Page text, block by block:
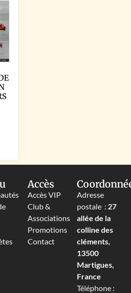
Accès
Accès VIP
Club &
Associations
Promotions
Contact
Adresse
postale : 27
allée de la
colline des
cléments,
13500
Martigues,
France
Téléphone :